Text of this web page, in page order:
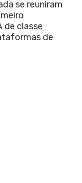
se reuniram
de classe
de